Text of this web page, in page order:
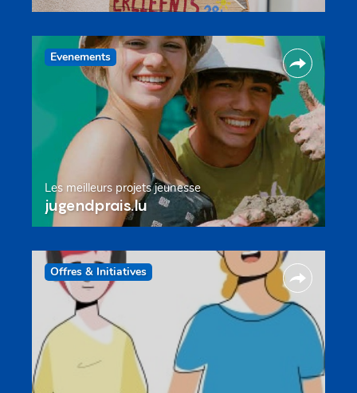
Evenements
Les meilleurs projets jeunesse
jugendprais.lu
Offres & Initiatives